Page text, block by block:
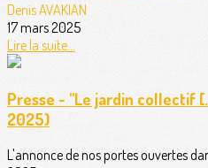
Denis AVAKIAN
17 mars 2025
Lire la suite...
Presse - "Le jardin collectif
2025)
L'annonce de nos portes ouvertes